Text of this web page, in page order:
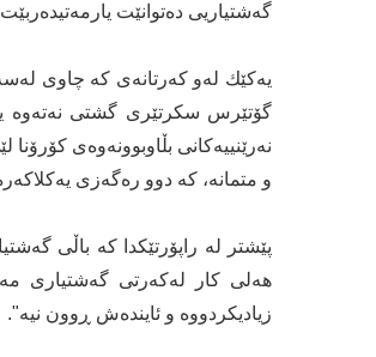
گه‌شتیاریی ده‌توانێت
یه‌كێك له‌و كه‌رتانه‌ی كه‌ چاوی
گۆتێرس سكرتێری گشتی نه‌ته‌وه
نه‌رێنییه‌كانی بڵاوبوونه‌وه‌ی
و متمانه، كه‌ دوو ره‌گه‌زی
هه‌لی كار له‌كه‌رتی گه‌شتیاری
زیادیكردووه‌ و ئاینده‌ش ڕوون نیه‌".